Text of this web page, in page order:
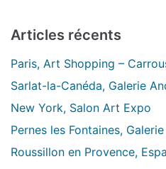
Articles récents
Paris, Art Shopping –
Sarlat-la-Canéda, Galerie
New York, Salon Art Expo
Pernes les Fontaines,
Roussillon en Provence,